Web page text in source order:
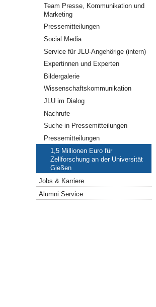
Team Presse, Kommunikation und
Marketing
Pressemitteilungen
Social Media
Service für JLU-Angehörige (intern)
Expertinnen und Experten
Bildergalerie
Wissenschaftskommunikation
JLU im Dialog
Nachrufe
Suche in Pressemitteilungen
Pressemitteilungen
1,5 Millionen Euro für
Zellforschung an der Universität
Gießen
Jobs & Karriere
Alumni Service